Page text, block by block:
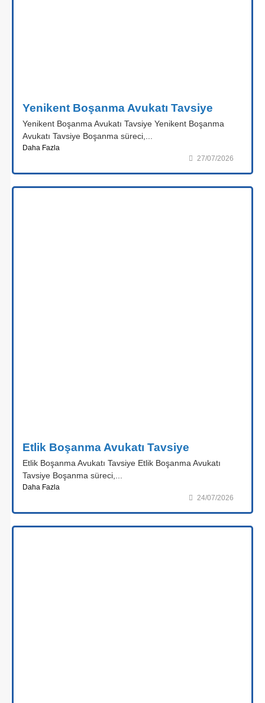
Yenikent Boşanma Avukatı Tavsiye
Yenikent Boşanma Avukatı Tavsiye Yenikent Boşanma
Avukatı Tavsiye Boşanma süreci,...
Daha Fazla
27/07/2026
Etlik Boşanma Avukatı Tavsiye
Etlik Boşanma Avukatı Tavsiye Etlik Boşanma Avukatı
Tavsiye Boşanma süreci,...
Daha Fazla
24/07/2026